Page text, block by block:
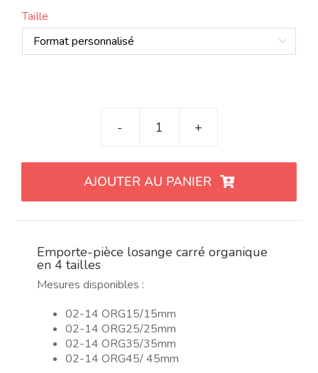
Taille

quantité
orgánico
con
forma
rombo
tamaños
AJOUTER AU PANIER
Emporte-pièce losange carré organique
en 4 tailles
Mesures disponibles :
02-14 ORG15/15mm
02-14 ORG25/25mm
02-14 ORG35/35mm
02-14 ORG45/ 45mm